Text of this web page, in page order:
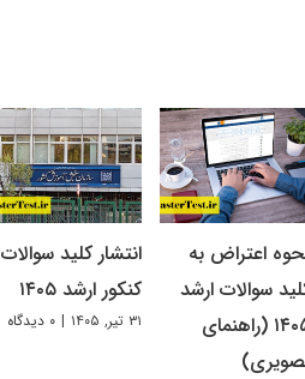
اعتراض به
سوالات ارشد
۱۴۰۵ (راهنمای
انتشار کلید سوالات
کنکور ارشد ۱۴۰۵
۳۱ تیر, ۱۴۰۵ | ۰ دیدگاه